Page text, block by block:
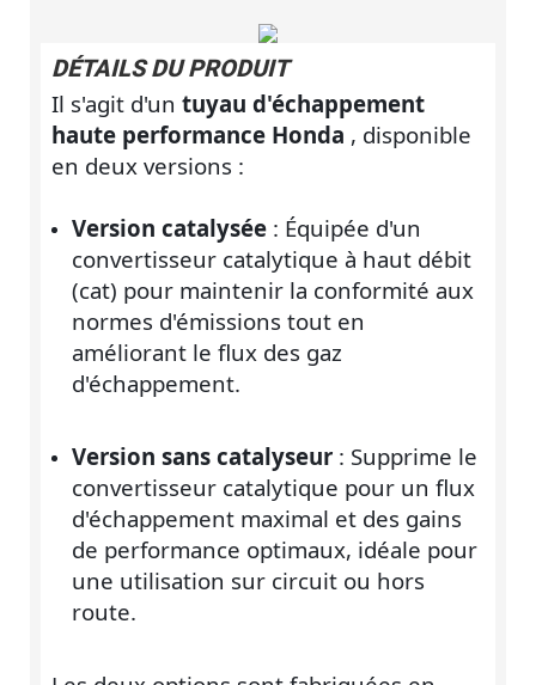
DÉTAILS DU PRODUIT
Il s'agit d'un tuyau d'échappement
haute performance Honda , disponible
en deux versions :
Version catalysée: Équipée d'un
convertisseur catalytique à haut débit
(cat) pour maintenir la conformité aux
normes d'émissions tout en
améliorant le flux des gaz
d'échappement.
Version sans catalyseur: Supprime le
convertisseur catalytique pour un flux
d'échappement maximal et des gains
de performance optimaux, idéale pour
une utilisation sur circuit ou hors
route.